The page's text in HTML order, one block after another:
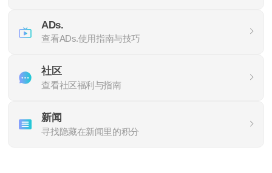
ADs.
查看ADs.使用指南与技巧
社区
查看社区福利与指南
新闻
寻找隐藏在新闻里的积分